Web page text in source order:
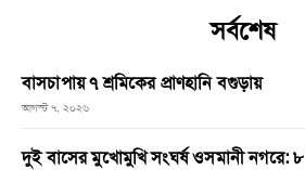
সর্বশেষ
বাসচাপায় ৭ শ্রমিকের প্রাণহানি বগুড়ায়
আগস্ট ৭, ২০২৬
দুই বাসের মুখোমুখি সংঘর্ষ ওসমানী নগরে: ৮